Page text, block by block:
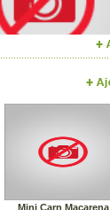
Mini Carn Macarena